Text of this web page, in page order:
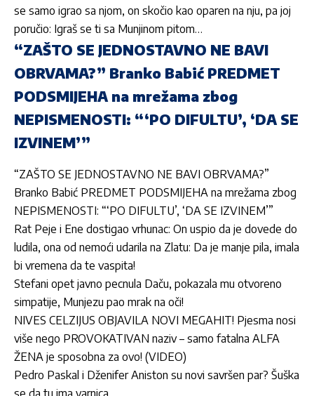
se samo igrao sa njom, on skočio kao oparen na nju, pa joj
poručio: Igraš se ti sa Munjinom pitom…
“ZAŠTO SE JEDNOSTAVNO NE BAVI
OBRVAMA?” Branko Babić PREDMET
PODSMIJEHA na mrežama zbog
NEPISMENOSTI: “‘PO DIFULTU’, ‘DA SE
IZVINEM’”
“ZAŠTO SE JEDNOSTAVNO NE BAVI OBRVAMA?”
Branko Babić PREDMET PODSMIJEHA na mrežama zbog
NEPISMENOSTI: “‘PO DIFULTU’, ‘DA SE IZVINEM’”
Rat Peje i Ene dostigao vrhunac: On uspio da je dovede do
ludila, ona od nemoći udarila na Zlatu: Da je manje pila, imala
bi vremena da te vaspita!
Stefani opet javno pecnula Daču, pokazala mu otvoreno
simpatije, Munjezu pao mrak na oči!
NIVES CELZIJUS OBJAVILA NOVI MEGAHIT! Pjesma nosi
više nego PROVOKATIVAN naziv – samo fatalna ALFA
ŽENA je sposobna za ovo! (VIDEO)
Pedro Paskal i Dženifer Aniston su novi savršen par? Šuška